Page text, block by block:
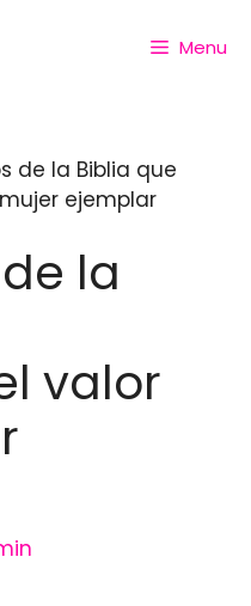
Menu
de la Biblia que
ejemplar
la
valor